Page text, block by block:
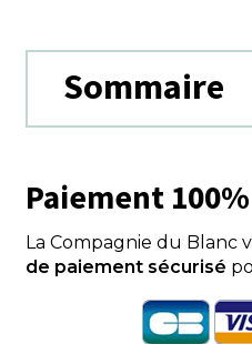
Sommaire
Paiement 100%
La Compagnie du Blanc
de paiement sécurisé